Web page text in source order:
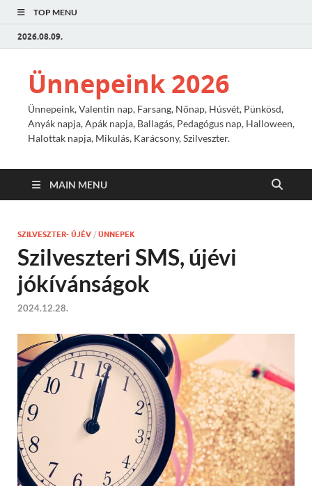
TOP MENU
2026.08.09.
Ünnepeink 2026
Ünnepeink, Valentin nap, Farsang, Nőnap, Húsvét, Pünkösd,
Anyák napja, Apák napja, Ballagás, Pedagógus nap, Halloween,
Halottak napja, Mikulás, Karácsony, Szilveszter.
MAIN MENU
SZILVESZTER- ÚJÉV / ÜNNEPEK
Szilveszteri SMS, újévi
jókívánságok
2024.12.28.